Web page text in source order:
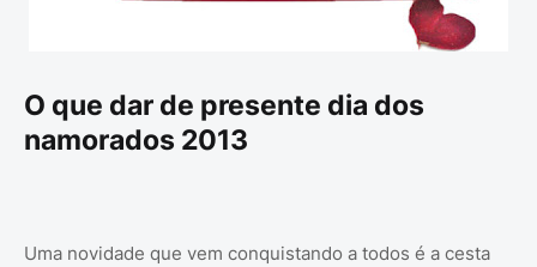
O que dar de presente dia dos
namorados 2013
Uma novidade que vem conquistando a todos é a cesta